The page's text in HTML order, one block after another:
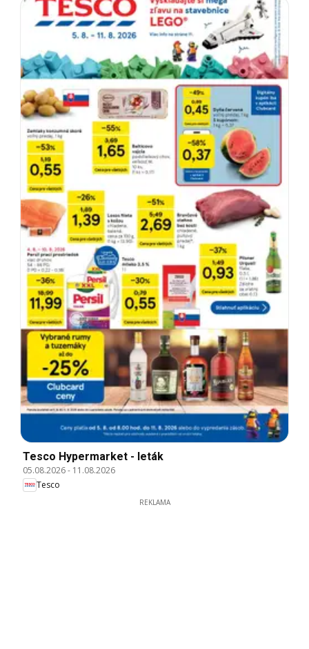
Tesco Hypermarket - leták
05.08.2026- 11.08.2026
Tesco
REKLAMA